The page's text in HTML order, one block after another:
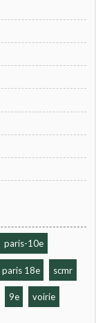
paris-10e
paris 18e scmr
9e voirie